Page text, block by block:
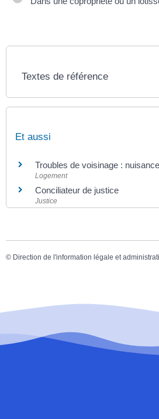
Textes de référence
Et aussi
Troubles de voisinage :
Logement
Conciliateur de justice
Justice
© Direction de l'information légale et